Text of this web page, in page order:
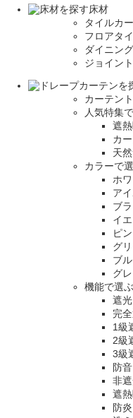
床材
タイルカ
フロアタ
ダイニン
ジョイン
カーテン
人気特集
遮
カ
天
カラーで
ホ
ア
ブ
イ
ピ
グ
ブ
グ
機能で選ぶ
遮
完
1級
2級
3級
防
非
遮
防